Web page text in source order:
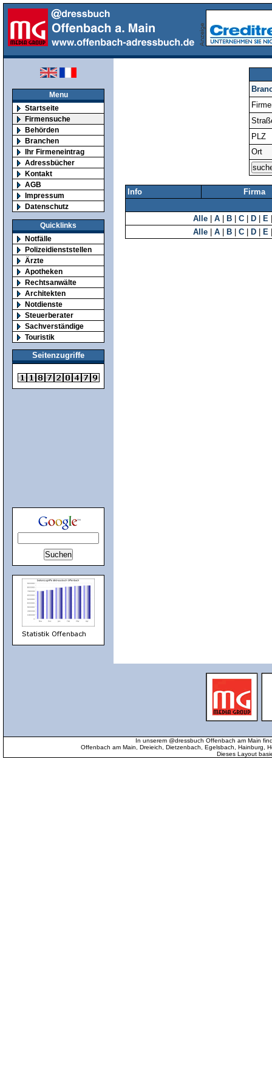
Menu
Startseite
Firmensuche
Behörden
Branchen
Ihr Firmeneintrag
Adressbücher
Kontakt
AGB
Impressum
Datenschutz
Quicklinks
Notfälle
Polizeidienststellen
Ärzte
Apotheken
Rechtsanwälte
Architekten
Notdienste
Steuerberater
Sachverständige
Touristik
Seitenzugriffe
PLZ
Ort
Info Firma
Alle A B C D E
Alle
A B C D E
In unserem @dressbuch Offenbach am Main
Offenbach am Main, Dreieich, Dietzenbach, Egelsbach, Hainburg,
Dieses Layout